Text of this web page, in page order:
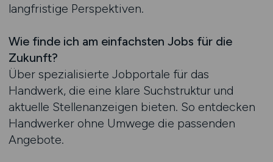
langfristige Perspektiven.
Wie finde ich am einfachsten Jobs für die
Zukunft?
Über spezialisierte Jobportale für das
Handwerk, die eine klare Suchstruktur und
aktuelle Stellenanzeigen bieten. So entdecken
Handwerker ohne Umwege die passenden
Angebote.